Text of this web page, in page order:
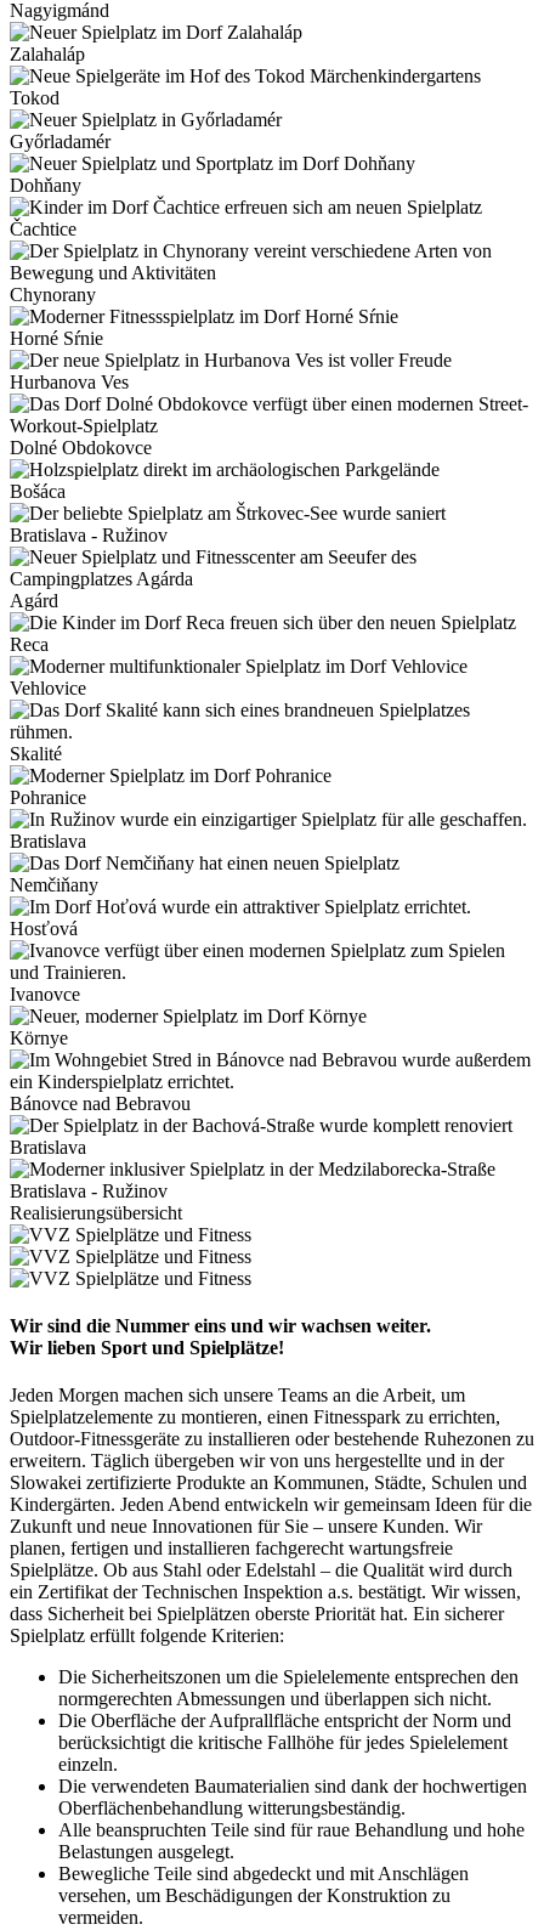
Nagyigmánd
Zalahaláp
Tokod
Győrladamér
Dohňany
Čachtice
Chynorany
Horné Sŕnie
Hurbanova Ves
Dolné Obdokovce
Bošáca
Bratislava - Ružinov
Agárd
Reca
Vehlovice
Skalité
Pohranice
Bratislava
Nemčiňany
Hosťová
Ivanovce
Környe
Bánovce nad Bebravou
Bratislava
Bratislava - Ružinov
Realisierungsübersicht
Wir sind die Nummer eins und wir wachsen weiter.
Wir lieben Sport und Spielplätze!
Jeden Morgen machen sich unsere Teams an die Arbeit, um
Spielplatzelemente zu montieren, einen Fitnesspark zu errichten,
Outdoor-Fitnessgeräte zu installieren oder bestehende Ruhezonen zu
erweitern. Täglich übergeben wir von uns hergestellte und in der
Slowakei zertifizierte Produkte an Kommunen, Städte, Schulen und
Kindergärten. Jeden Abend entwickeln wir gemeinsam Ideen für die
Zukunft und neue Innovationen für Sie – unsere Kunden. Wir
planen, fertigen und installieren fachgerecht wartungsfreie
Spielplätze. Ob aus Stahl oder Edelstahl – die Qualität wird durch
ein Zertifikat der Technischen Inspektion a.s. bestätigt. Wir wissen,
dass Sicherheit bei Spielplätzen oberste Priorität hat. Ein sicherer
Spielplatz erfüllt folgende Kriterien:
Die Sicherheitszonen um die Spielelemente entsprechen den
normgerechten Abmessungen und überlappen sich nicht.
Die Oberfläche der Aufprallfläche entspricht der Norm und
berücksichtigt die kritische Fallhöhe für jedes Spielelement
einzeln.
Die verwendeten Baumaterialien sind dank der hochwertigen
Oberflächenbehandlung witterungsbeständig.
Alle beanspruchten Teile sind für raue Behandlung und hohe
Belastungen ausgelegt.
Bewegliche Teile sind abgedeckt und mit Anschlägen
versehen, um Beschädigungen der Konstruktion zu
vermeiden.